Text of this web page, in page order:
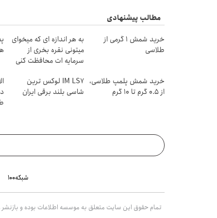
مطالب پیشنهادی
خرید شمش 1 گرمی از
طلاسی
به هر اندازه ای که میخوای
میتونی نقره بخری از
سرمایه ات محافظت کنی
خرید شمش پلمپ طلاسی،
از ۰.۵ گرم تا ۱۰ گرم
IM LS7 لوکس ترین
شاسی بلند برقی ایران
شبکه۱۰۰
تمام حقوق این سایت متعلق به موسسه اطلاعات بوده و